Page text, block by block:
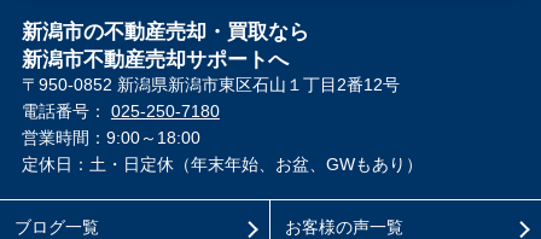
新潟市の不動産売却・買取なら
新潟市不動産売却サポートへ
〒950-0852 新潟県新潟市東区石山１丁目2番12号
電話番号： 025-250-7180
営業時間：9:00～18:00
定休日：土・日定休（年末年始、お盆、GWもあり）
ブログ一覧 お客様の声一覧